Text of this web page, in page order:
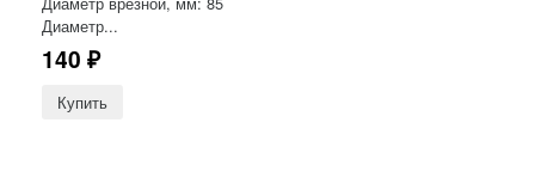
Диаметр...
140 ₽